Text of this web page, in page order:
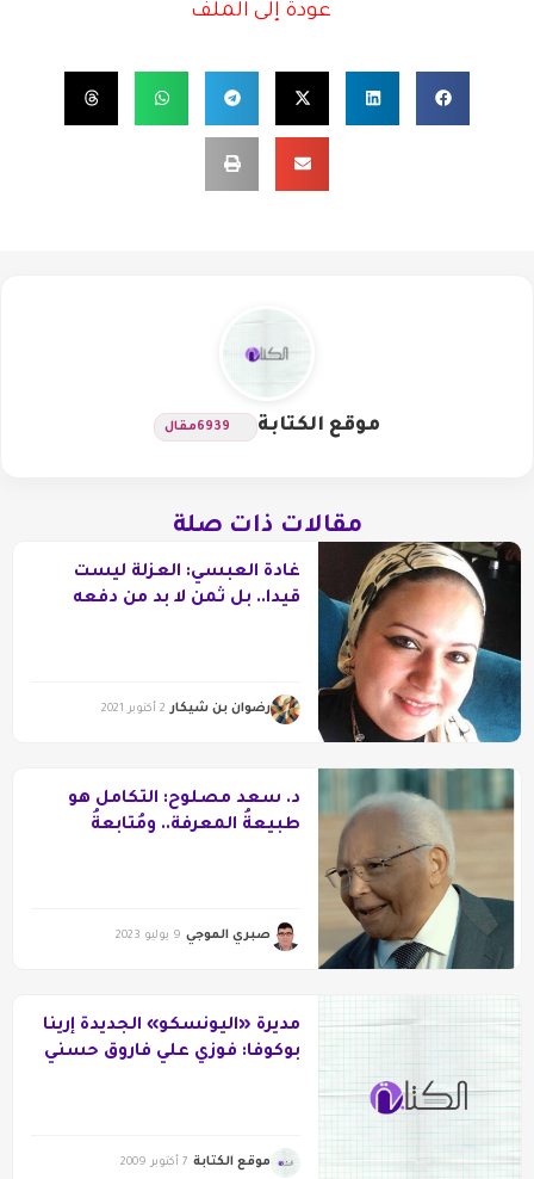
عودة إلى الملف
موقع الكتابة 6939مقال
مقالات ذات صلة
غادة العبسي: العزلة ليست
قيدا.. بل ثمن لا بد من دفعه
رضوان بن شيكار 2 أكتوبر 2021
د. سعد مصلوح: التكامل هو
طبيعةُ المعرفة.. ومُتابعةُ
صبري الموجي 9 يوليو 2023
مديرة «اليونسكو» الجديدة إرينا
بوكوفا: فوزي علي فاروق حسني
موقع الكتابة 7 أكتوبر 2009